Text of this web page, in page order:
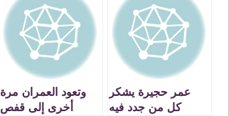
عمر حجيرة يشكر
كل من جدد فيه
وتعود العمران مرة
أخرى إلى قفص